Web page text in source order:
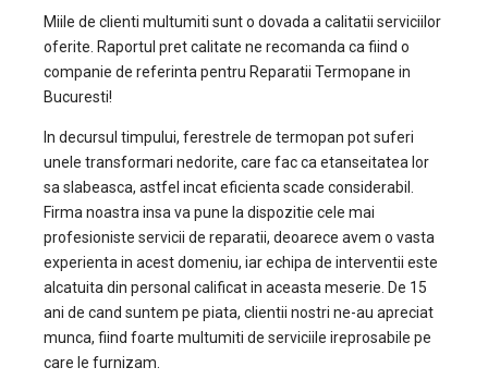
Miile de clienti multumiti sunt o dovada a calitatii serviciilor
oferite. Raportul pret calitate ne recomanda ca fiind o
companie de referinta pentru Reparatii Termopane in
Bucuresti!
In decursul timpului, ferestrele de termopan pot suferi
unele transformari nedorite, care fac ca etanseitatea lor
sa slabeasca, astfel incat eficienta scade considerabil.
Firma noastra insa va pune la dispozitie cele mai
profesioniste servicii de reparatii, deoarece avem o vasta
experienta in acest domeniu, iar echipa de interventii este
alcatuita din personal calificat in aceasta meserie. De 15
ani de cand suntem pe piata, clientii nostri ne-au apreciat
munca, fiind foarte multumiti de serviciile ireprosabile pe
care le furnizam.